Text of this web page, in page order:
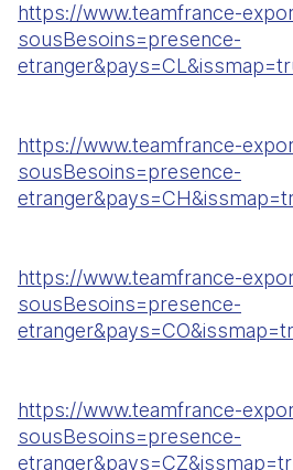
https://www.teamfrance-
sousBesoins=presence-
https://www.teamfrance-
sousBesoins=presence-
https://www.teamfrance-
sousBesoins=presence-
https://www.teamfrance-
sousBesoins=presence-